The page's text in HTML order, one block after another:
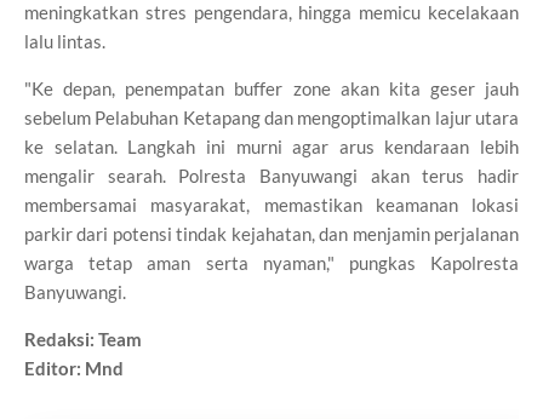
meningkatkan stres pengendara, hingga memicu kecelakaan
lalu lintas.
"Ke depan, penempatan buffer zone akan kita geser jauh
sebelum Pelabuhan Ketapang dan mengoptimalkan lajur utara
ke selatan. Langkah ini murni agar arus kendaraan lebih
mengalir searah. Polresta Banyuwangi akan terus hadir
membersamai masyarakat, memastikan keamanan lokasi
parkir dari potensi tindak kejahatan, dan menjamin perjalanan
warga tetap aman serta nyaman," pungkas Kapolresta
Banyuwangi.
Redaksi: Team
Editor: Mnd